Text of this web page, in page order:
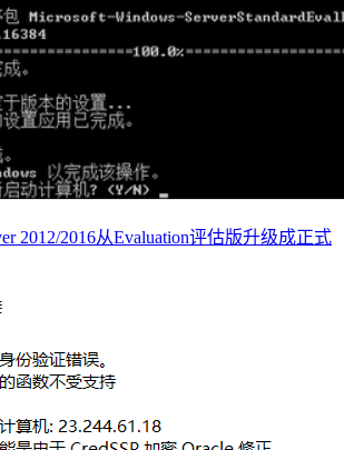
2012/2016从Evaluation评估版升级成正式